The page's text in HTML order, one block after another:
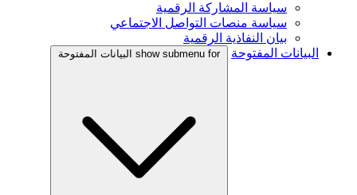
سياسة المشاركة الرقمية
سياسة منصات التواصل الاجتماعي
بيان النفاذية الرقمية
البيانات المفتوحة
show submenu for البيانات المفتوحة